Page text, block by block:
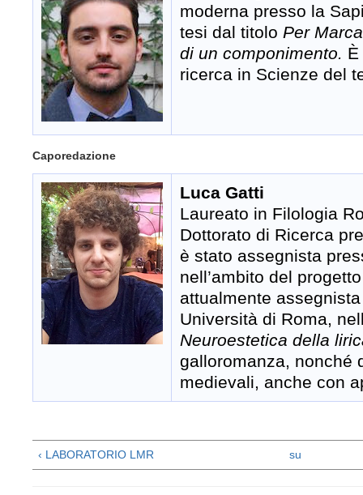
moderna presso la
tesi dal titolo Per
di un componimento. È
ricerca in Scienze del
Caporedazione
Luca Gatti
Laureato in Filologia
Dottorato di Ricerca
è stato assegnista
nell’ambito del
attualmente
Università di Roma,
Neuroestetica della
galloromanza, nonché
medievali, anche con
‹ LABORATORIO LMR su